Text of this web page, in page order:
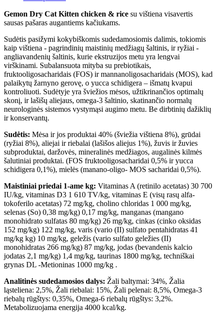
Gemon Dry Cat Kitten chicken & rice su vištiena visavertis
sausas pašaras augantiems kačiukams.
Sudėtis pasižymi kokybiškomis sudedamosiomis dalimis, tokiomis
kaip vištiena - pagrindinių maistinių medžiagų šaltinis, ir ryžiai -
angliavandenių šaltinis, kurie ekstruzijos metu yra lengvai
virškinami. Subalansuota mityba su prebiotikais,
fruktooligosacharidais (FOS) ir mannanoligosacharidais (MOS), kad
palaikytų žarnyno gerovę, o yucca schidigera – išmatų kvapui
kontroliuoti. Sudėtyje yra šviežios mėsos, užtikrinančios optimalų
skonį, ir lašišų aliejaus, omega-3 šaltinio, skatinančio normalų
neurologinės sistemos vystymąsi augimo metu. Be dirbtinių dažiklių
ir konservantų.
Sudėtis: Mėsa ir jos produktai 40% (šviežia vištiena 8%), grūdai
(ryžiai 8%), aliejai ir riebalai (lašišos aliejus 1%), žuvis ir žuvies
subproduktai, daržovės, mineralinės medžiagos, augalinės kilmės
šalutiniai produktai. (FOS fruktooligosacharidai 0,5% ir yucca
schidigera 0,1%), mielės (manano-oligo- MOS sacharidai 0,5%).
Maistiniai priedai 1-ame kg: Vitaminas A (retinilo acetatas) 30 700
IU/kg, vitaminas D3 1 610 TV/kg, vitaminas E (visų rasų alfa-
tokoferilo acetatas) 72 mg/kg, cholino chloridas 1 000 mg/kg,
selenas (So) 0,38 mg/kg) 0,17 mg/kg, manganas (mangano
monohidrato sulfatas 80 mg/kg) 26 mg/kg, cinkas (cinko oksidas
152 mg/kg) 122 mg/kg, varis (vario (II) sulfato pentahidratas 41
mg/kg kg) 10 mg/kg, geležis (vario sulfato geležies (II)
monohidratas 266 mg/kg) 87 mg/kg, jodas (bevandenis kalcio
jodatas 2,1 mg/kg) 1,4 mg/kg, taurinas 1800 mg/kg, techniškai
grynas DL -Metioninas 1000 mg/kg .
Analitinės sudedamosios dalys: Žali baltymai: 34%, Žalia
ląsteliena: 2,5%, Žali riebalai: 15%, Žali pelenai: 8,5%, Omega-3
riebalų rūgštys: 0,35%, Omega-6 riebalų rūgštys: 3,2%.
Metabolizuojama energija 4000 kcal/kg.